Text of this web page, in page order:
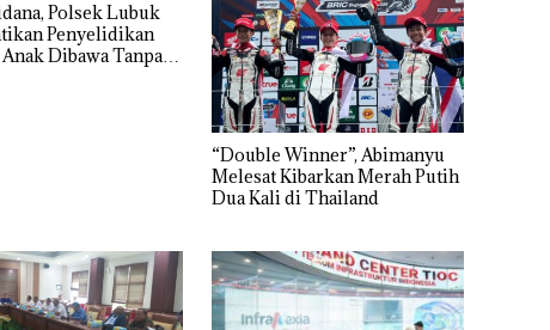
Polsek Lubuk
Penyelidikan
Dibawa Tanpa
“Double Winner”, Abimanyu
Melesat Kibarkan Merah Putih
Dua Kali di Thailand